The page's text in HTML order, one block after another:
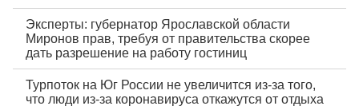
Эксперты: губернатор Ярославской области
Миронов прав, требуя от правительства скорее
дать разрешение на работу гостиниц
Турпоток на Юг России не увеличится из-за того,
что люди из-за коронавируса откажутся от отдыха